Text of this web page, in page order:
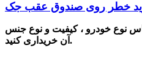
نوع خودرو ، کیفیت و نوع جنس
آن خریداری کنید.